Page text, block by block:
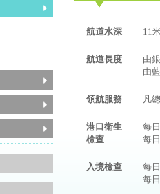
航道水深 11
航道長度
由
由
領航服務 凡
港口衛生
檢查
每
每
入境檢查
每
每